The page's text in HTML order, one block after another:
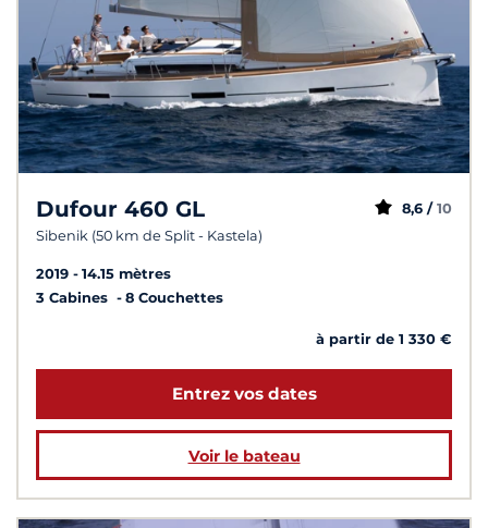
Dufour 460 GL
Sibenik (50 km de Split - Kastela)
8,6 / 10
2019
14.15 mètres
3 Cabines
8 Couchettes
à partir de 1 330 €
Entrez vos dates
Voir le bateau